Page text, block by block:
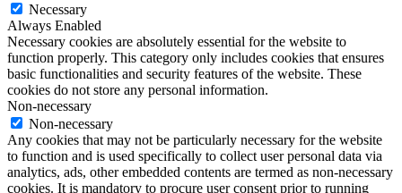
Necessary
Always Enabled
Necessary cookies are absolutely essential for the website to
function properly. This category only includes cookies that ensures
basic functionalities and security features of the website. These
cookies do not store any personal information.
Non-necessary
Non-necessary
Any cookies that may not be particularly necessary for the website
to function and is used specifically to collect user personal data via
analytics, ads, other embedded contents are termed as non-necessary
cookies. It is mandatory to procure user consent prior to running